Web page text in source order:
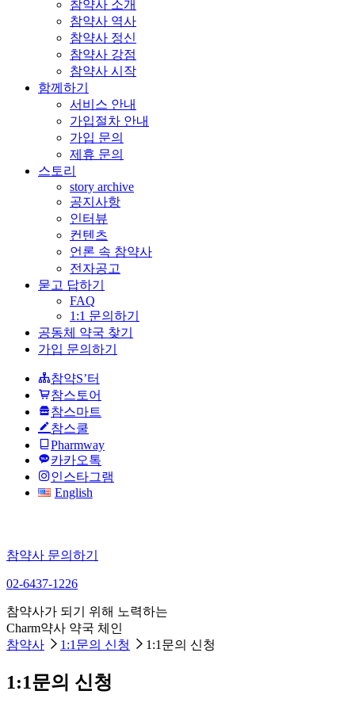
참약사 소개
참약사 역사
참약사 정신
참약사 강점
참약사 시작
함께하기
서비스 안내
가입절차 안내
가입 문의
제휴 문의
스토리
story archive
공지사항
인터뷰
컨텐츠
언론 속 참약사
전자공고
묻고 답하기
FAQ
1:1 문의하기
공동체 약국 찾기
가입 문의하기
참약S’터
참스토어
참스마트
참스쿨
Pharmway
카카오톡
인스타그램
English
참약사 문의하기
02-6437-1226
참약사가 되기 위해 노력하는
Charm약사 약국 체인
참약사
1:1문의 신청 1:1문의 신청
1:1문의 신청